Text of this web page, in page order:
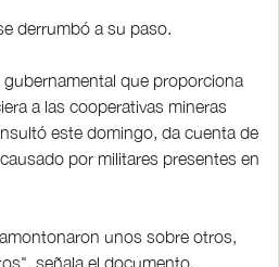
derrumbó a su paso.
que proporciona
a las cooperativas mineras
este domingo, da cuenta de
por militares presentes en
unos sobre otros,
señala el documento.